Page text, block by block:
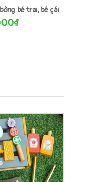
bé trai, bé gái